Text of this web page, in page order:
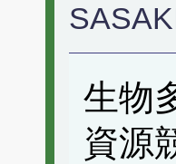
生物
資源